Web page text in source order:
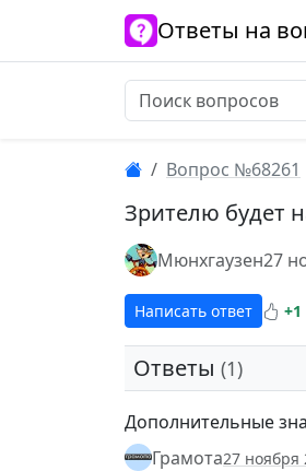
Ответы на
Вопрос №68261
Зрителю будет
Мюнхгаузен27
Написать ответ +1
Ответы (1)
Дополнительные
Грамота27 ноября